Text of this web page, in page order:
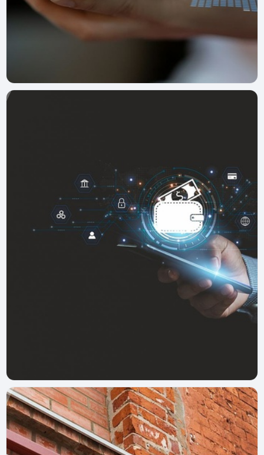
Курьерос 18 июня 2025 г.
Shopper APP — приложение для работы
курьером в Купер
Как работать в Shopper APP? Все о доставке, рейтинге